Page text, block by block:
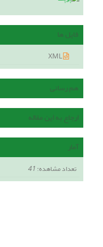
فایل ها
هم رسانی
ارجاع به این مقاله
آمار
تعداد مشاهده:41